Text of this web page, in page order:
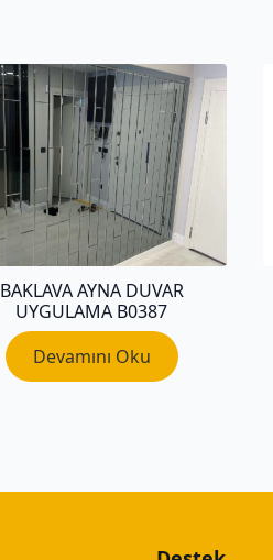
BAKLAVA AYNA DUVAR
UYGULAMA B0387
Devamını Oku